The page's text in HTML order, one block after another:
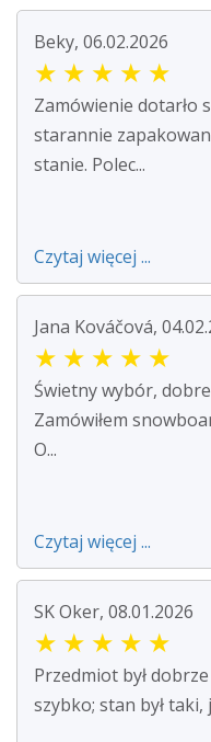
Beky, 06.02.2026
★ ★ ★ ★ ★
Zamówienie dotarło
starannie
stanie. Polec...
Czytaj więcej ...
Jana Kováčová,
★ ★ ★ ★ ★
Świetny wybór,
Zamówiłem
O...
Czytaj więcej ...
SK Oker, 08.01.2026
★ ★ ★ ★ ★
Przedmiot był
szybko; stan był taki,